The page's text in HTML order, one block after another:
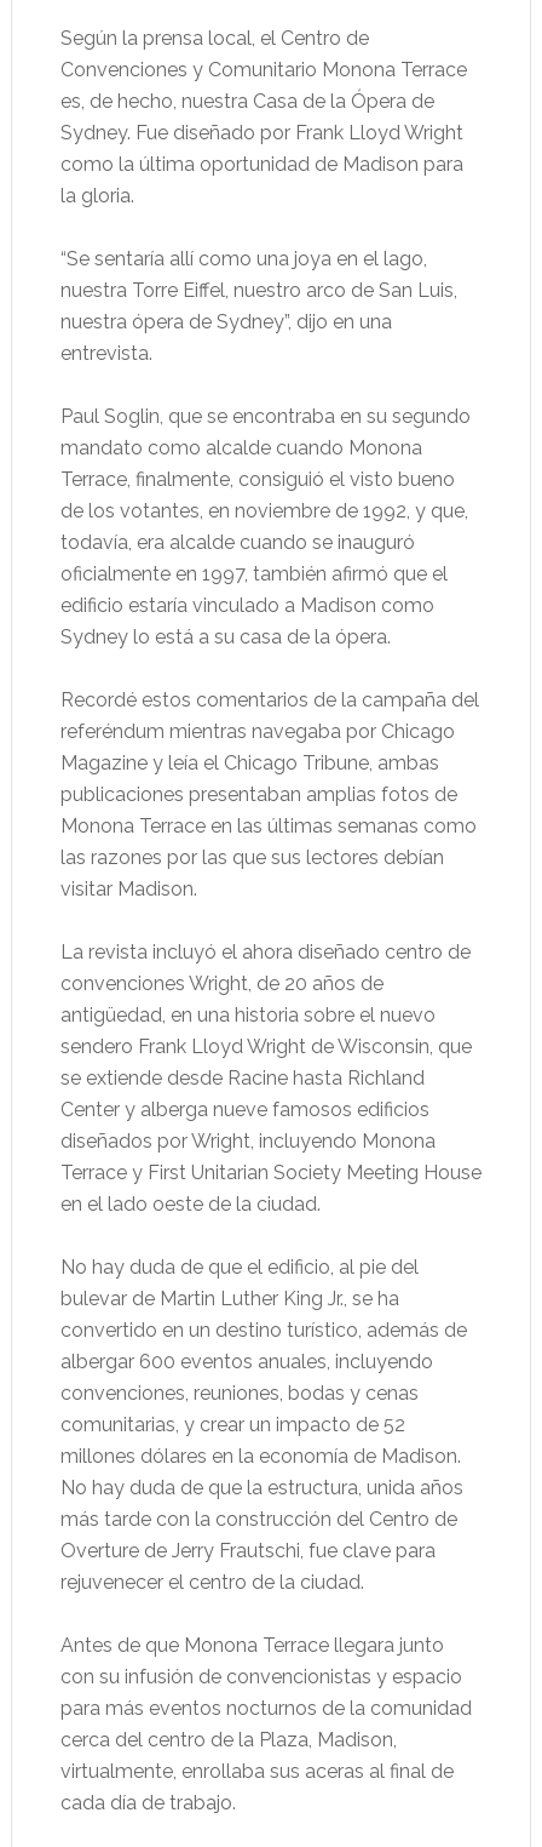
Según la prensa local, el Centro de
Convenciones y Comunitario Monona Terrace
es, de hecho, nuestra Casa de la Ópera de
Sydney. Fue diseñado por Frank Lloyd Wright
como la última oportunidad de Madison para
la gloria.
“Se sentaría allí como una joya en el lago,
nuestra Torre Eiffel, nuestro arco de San Luis,
nuestra ópera de Sydney”, dijo en una
entrevista.
Paul Soglin, que se encontraba en su segundo
mandato como alcalde cuando Monona
Terrace, finalmente, consiguió el visto bueno
de los votantes, en noviembre de 1992, y que,
todavía, era alcalde cuando se inauguró
oficialmente en 1997, también afirmó que el
edificio estaría vinculado a Madison como
Sydney lo está a su casa de la ópera.
Recordé estos comentarios de la campaña del
referéndum mientras navegaba por Chicago
Magazine y leía el Chicago Tribune, ambas
publicaciones presentaban amplias fotos de
Monona Terrace en las últimas semanas como
las razones por las que sus lectores debían
visitar Madison.
La revista incluyó el ahora diseñado centro de
convenciones Wright, de 20 años de
antigüedad, en una historia sobre el nuevo
sendero Frank Lloyd Wright de Wisconsin, que
se extiende desde Racine hasta Richland
Center y alberga nueve famosos edificios
diseñados por Wright, incluyendo Monona
Terrace y First Unitarian Society Meeting House
en el lado oeste de la ciudad.
No hay duda de que el edificio, al pie del
bulevar de Martin Luther King Jr., se ha
convertido en un destino turístico, además de
albergar 600 eventos anuales, incluyendo
convenciones, reuniones, bodas y cenas
comunitarias, y crear un impacto de 52
millones dólares en la economía de Madison.
No hay duda de que la estructura, unida años
más tarde con la construcción del Centro de
Overture de Jerry Frautschi, fue clave para
rejuvenecer el centro de la ciudad.
Antes de que Monona Terrace llegara junto
con su infusión de convencionistas y espacio
para más eventos nocturnos de la comunidad
cerca del centro de la Plaza, Madison,
virtualmente, enrollaba sus aceras al final de
cada día de trabajo.